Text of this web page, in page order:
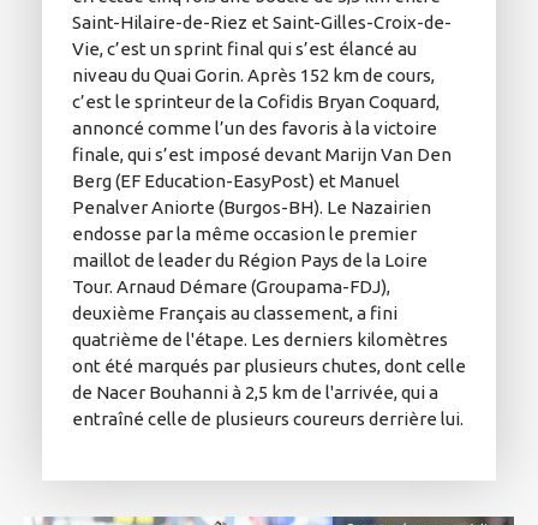
Saint-Hilaire-de-Riez et Saint-Gilles-Croix-de-
Vie, c’est un sprint final qui s’est élancé au
niveau du Quai Gorin. Après 152 km de cours,
c’est le sprinteur de la Cofidis Bryan Coquard,
annoncé comme l’un des favoris à la victoire
finale, qui s’est imposé devant Marijn Van Den
Berg (EF Education-EasyPost) et Manuel
Penalver Aniorte (Burgos-BH). Le Nazairien
endosse par la même occasion le premier
maillot de leader du Région Pays de la Loire
Tour. Arnaud Démare (Groupama-FDJ),
deuxième Français au classement, a fini
quatrième de l'étape. Les derniers kilomètres
ont été marqués par plusieurs chutes, dont celle
de Nacer Bouhanni à 2,5 km de l'arrivée, qui a
entraîné celle de plusieurs coureurs derrière lui.